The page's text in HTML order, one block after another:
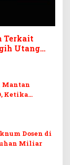
Terkait
Utang
Mantan
Ketika
Dosen di
Miliar